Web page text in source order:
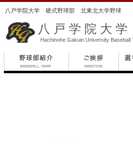
八戸学院大学 硬式野球部 北東北大学野球
八戸学院大学
Hachinohe Gakuin University Baseball